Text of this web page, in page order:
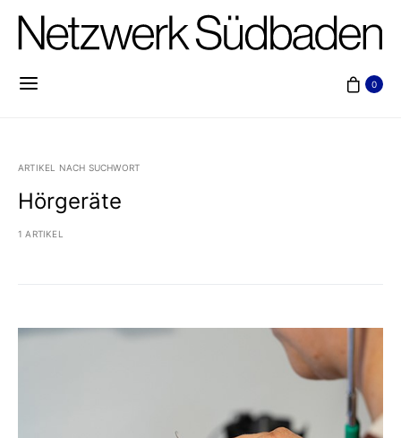
0
ARTIKEL NACH SUCHWORT
Hörgeräte
1 ARTIKEL